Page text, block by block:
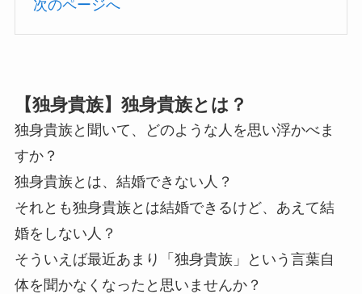
次のページへ
【独身貴族】独身貴族とは？
独身貴族と聞いて、どのような人を思い浮かべま
すか？
独身貴族とは、結婚できない人？
それとも独身貴族とは結婚できるけど、あえて結
婚をしない人？
そういえば最近あまり「独身貴族」という言葉自
体を聞かなくなったと思いませんか？